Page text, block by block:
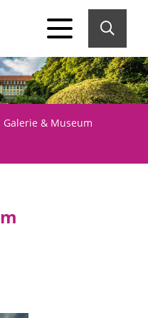
Galerie & Museum